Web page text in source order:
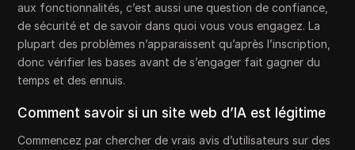
aux fonctionnalités, c’est aussi une question de confiance,
de sécurité et de savoir dans quoi vous vous engagez. La
plupart des problèmes n’apparaissent qu’après l’inscription,
donc vérifier les bases avant de s’engager fait gagner du
temps et des ennuis.
Comment savoir si un site web d’IA est légitime
Commencez par chercher de vrais avis d’utilisateurs sur des